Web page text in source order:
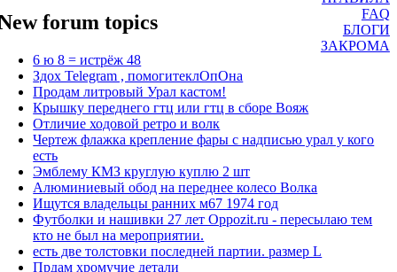
FAQ
БЛОГИ
ЗАКРОМА
forum topics
6 ю 8 = истрёж 48
Здох Telegram , помогитеклОпОна
Продам литровый Урал кастом!
Крышку переднего гтц или гтц в сборе Вояж
Отличие ходовой ретро и волк
Чертеж флажка крепление фары с надписью урал у кого
есть
Эмблему КМЗ круглую куплю 2 шт
Алюминиевый обод на переднее колесо Волка
Ищутся владельцы ранних м67 1974 год
Футболки и нашивки 27 лет Oppozit.ru - пересылаю тем
кто не был на мероприятии.
есть две толстовки последней партии. размер L
Прдам хромучие детали